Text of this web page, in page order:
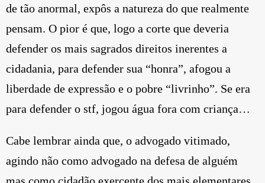
de tão anormal, expôs a natureza do que realmente
pensam. O pior é que, logo a corte que deveria
defender os mais sagrados direitos inerentes a
cidadania, para defender sua “honra”, afogou a
liberdade de expressão e o pobre “livrinho”. Se era
para defender o stf, jogou água fora com criança…
Cabe lembrar ainda que, o advogado vitimado,
agindo não como advogado na defesa de alguém